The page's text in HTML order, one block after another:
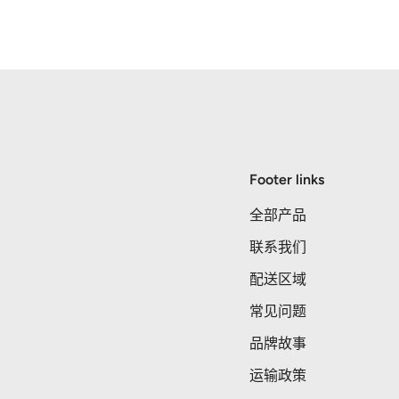
Footer links
全部产品
联系我们
配送区域
常见问题
品牌故事
运输政策